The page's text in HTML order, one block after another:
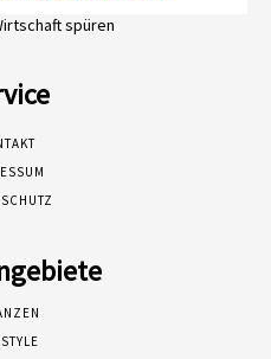
spüren